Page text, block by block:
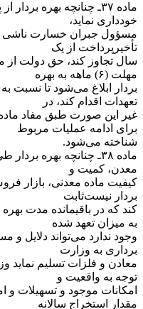
‌ماده ۳۷ـ چنانچه بهره
خودداری نماید،
مسؤول جبران خسارت ناشی
تأخیر‌پرداخت از یک
سال تجاوز کند، حق دولت از
مهلت (۶) ماهه به بهره
بردار ابلاغ می‌شود تا نسبت
تعهدات اقدام کند، در
برای ادامه عملیات مربوط
شناخته می‌شود.
‌ماده ۳۸ـ چنانچه بهره
معدن، کمیت و
کیفیت ماده معدنی، بازار
بردار نیست‌ثابت
کند که در باقیمانده مدت
به میزان تعهد شده
وجود ندارد می‌تواند دلایل
برداری به وزارت
معادن و فلزات تسلیم نماید
توجه به واقعیت و
امکانات موجود و تسهیلات و
مقدار استخراج سالانه